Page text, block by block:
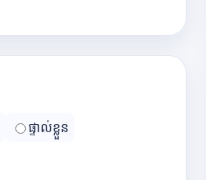
ផ្ទាល់ខ្លួន